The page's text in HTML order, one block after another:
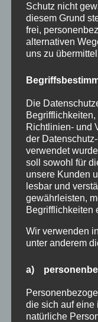
Wenn
ganget…
Bitte
Alfons
Sommer
Dorffest
Neue
Hinweis
2025
Schutz nicht
diesem Grund
frei,
alternativen
uns zu
Die
Richtlinien- und
der
verwendet
soll sowohl für
unsere Kunden
lesbar und
gewährleisten,
Begrifflichkeiten
Wir verwenden
unter anderem
a)
die sich auf eine
natürliche